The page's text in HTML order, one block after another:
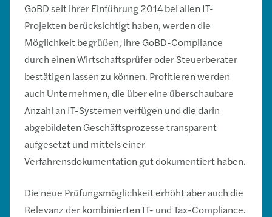
GoBD seit ihrer Einführung 2014 bei allen IT-
Projekten berücksichtigt haben, werden die
Möglichkeit begrüßen, ihre GoBD-Compliance
durch einen Wirtschaftsprüfer oder Steuerberater
bestätigen lassen zu können. Profitieren werden
auch Unternehmen, die über eine überschaubare
Anzahl an IT-Systemen verfügen und die darin
abgebildeten Geschäftsprozesse transparent
aufgesetzt und mittels einer
Verfahrensdokumentation gut dokumentiert haben.
Die neue Prüfungsmöglichkeit erhöht aber auch die
Relevanz der kombinierten IT- und Tax-Compliance.